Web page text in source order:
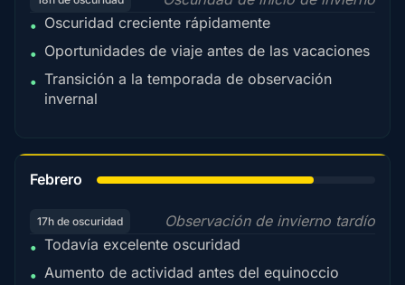
• Oscuridad creciente rápidamente
• Oportunidades de viaje antes de las vacaciones
• Transición a la temporada de observación
invernal
Febrero
17h de oscuridad
Observación de invierno tardío
• Todavía excelente oscuridad
• Aumento de actividad antes del equinoccio